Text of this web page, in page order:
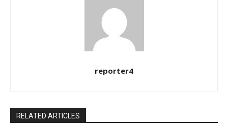
reporter4
RELATED ARTICLES